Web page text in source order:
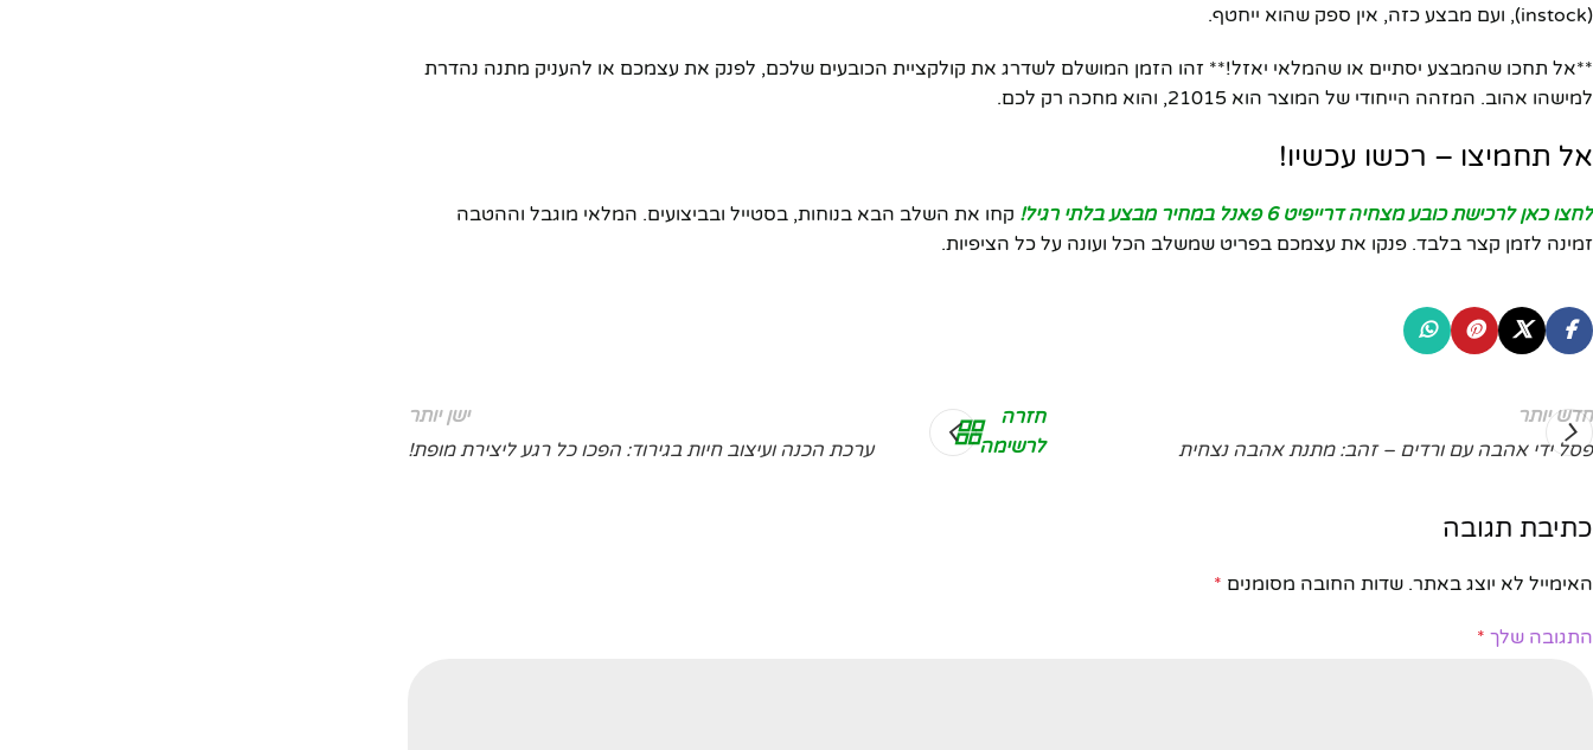
(instock), ועם מבצע כזה, אין ספק שהוא ייחטף.
**אל תחכו שהמבצע יסתיים או שהמלאי יאזל!** זהו הזמן המושלם לשדרג את קולקציית הכובעים שלכם, לפנק את עצמכם או להעניק מתנה נהדרת
למישהו אהוב. המזהה הייחודי של המוצר הוא 21015, והוא מחכה רק לכם.
אל תחמיצו – רכשו עכשיו!
לחצו כאן לרכישת כובע מצחיה דרייפיט 6 פאנל במחיר מבצע בלתי רגיל!
קחו את השלב הבא בנוחות, בסטייל ובביצועים. המלאי מוגבל וההטבה
זמינה לזמן קצר בלבד. פנקו את עצמכם בפריט שמשלב הכל ועונה על כל הציפיות.
חדש יותר
פסל ידי אהבה עם ורדים – זהב: מתנת אהבה נצחית
חזרה
לרשימה
ישן יותר
ערכת הכנה ועיצוב חיות בגירוד: הפכו כל רגע ליצירת מופת!
כתיבת תגובה
האימייל לא יוצג באתר. שדות החובה מסומנים *
התגובה שלך *